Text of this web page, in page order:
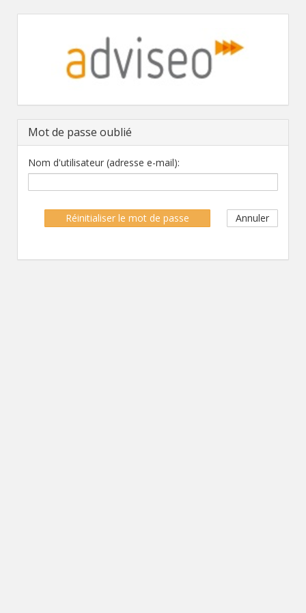
Mot de passe oublié
Nom d'utilisateur (adresse e-mail):